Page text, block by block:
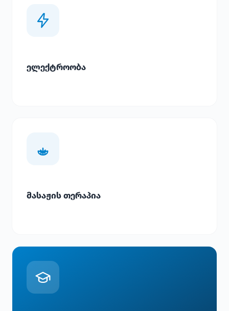
ელექტროობა
მასაჟის თერაპია